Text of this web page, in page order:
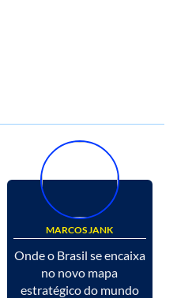
MARCOS JANK
Onde o Brasil se encaixa
no novo mapa
estratégico do mundo